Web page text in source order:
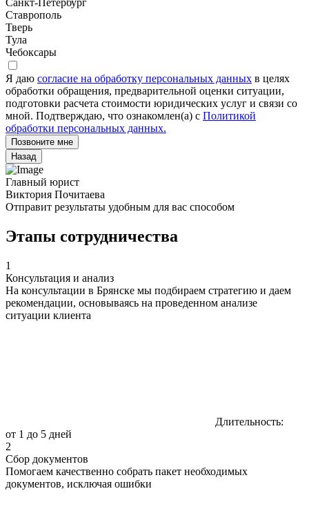
Санкт-Петербург
Ставрополь
Тверь
Тула
Чебоксары
Я даю согласие на обработку персональных данных в целях
обработки обращения, предварительной оценки ситуации,
подготовки расчета стоимости юридических услуг и связи со
мной. Подтверждаю, что ознакомлен(а) с Политикой
обработки персональных данных.
Позвоните мне
Назад
Главный юрист
Виктория Почитаева
Отправит результаты удобным для вас способом
Этапы сотрудничества
1
Консультация и анализ
На консультации в Брянске мы подбираем стратегию и даем
рекомендации, основываясь на проведенном анализе
ситуации клиента
Длительность:
от 1 до 5 дней
2
Сбор документов
Помогаем качественно собрать пакет необходимых
документов, исключая ошибки